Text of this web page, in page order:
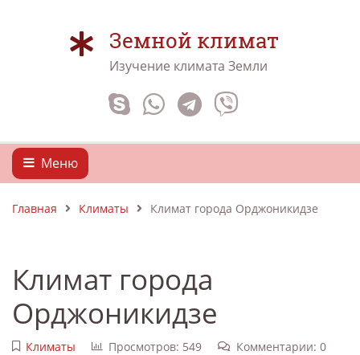
Земной климат
Изучение климата Земли
Меню
Главная Климаты Климат города Орджоникидзе
Климат города
Орджоникидзе
Климаты Просмотров: 549
Комментарии: 0